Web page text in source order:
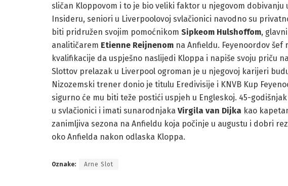
sličan Kloppovom i to je bio veliki faktor u njegovom dobivanju
Insideru, seniori u Liverpoolovoj svlačionici navodno su
biti pridružen svojim pomoćnikom Sipkeom Hulshoffom,
analitičarem Etienne Reijnenom na Anfieldu. Feyenoordov
kvalifikacije da uspješno naslijedi Kloppa i napiše svoju priču
Slottov prelazak u Liverpool ogroman je u njegovoj karijeri
Nizozemski trener donio je titulu Eredivisije i KNVB Kup
sigurno će mu biti teže postići uspjeh u Engleskoj. 45-
u svlačionici i imati sunarodnjaka Virgila van Dijka kao
zanimljiva sezona na Anfieldu koja počinje u augustu i dobri
oko Anfielda nakon odlaska Kloppa.
Oznake: Arne Slot